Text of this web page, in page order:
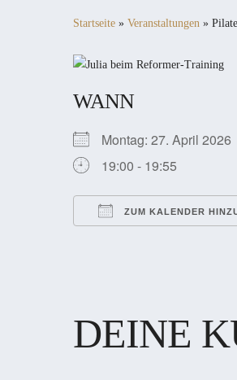
Startseite » Veranstaltungen »
WANN
Montag: 27. April 2026
19:00 - 19:55
ZUM KALENDER
DEINE